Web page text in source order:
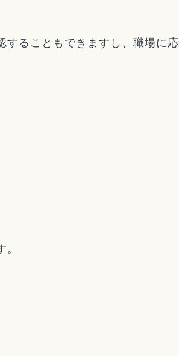
することもできますし、職場に応